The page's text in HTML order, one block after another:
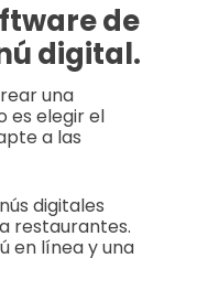
de
digital.
una
es elegir el
a las
digitales
restaurantes.
en línea y una